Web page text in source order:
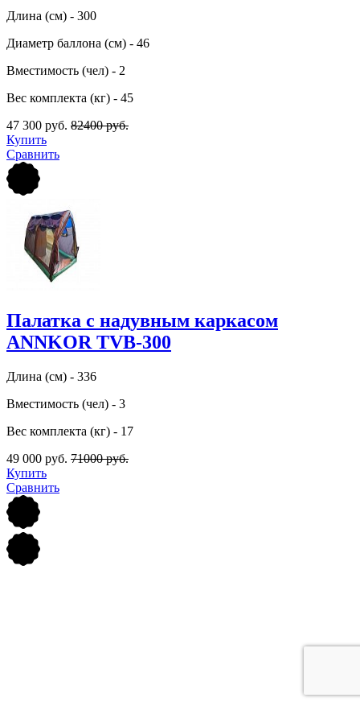
Длина (см) - 300
Диаметр баллона (см) - 46
Вместимость (чел) - 2
Вес комплекта (кг) - 45
47 300 руб. 82400 руб.
Купить
Сравнить
Палатка с надувным каркасом
ANNKOR TVB-300
Длина (см) - 336
Вместимость (чел) - 3
Вес комплекта (кг) - 17
49 000 руб. 71000 руб.
Купить
Сравнить